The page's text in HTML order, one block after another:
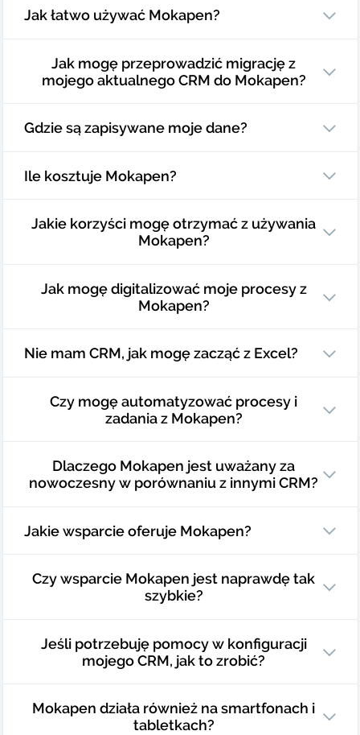
Jak łatwo używać Mokapen?
Jak mogę przeprowadzić migrację z
mojego aktualnego CRM do Mokapen?
Gdzie są zapisywane moje dane?
Ile kosztuje Mokapen?
Jakie korzyści mogę otrzymać z używania
Mokapen?
Jak mogę digitalizować moje procesy z
Mokapen?
Nie mam CRM, jak mogę zacząć z Excel?
Czy mogę automatyzować procesy i
zadania z Mokapen?
Dlaczego Mokapen jest uważany za
nowoczesny w porównaniu z innymi CRM?
Jakie wsparcie oferuje Mokapen?
Czy wsparcie Mokapen jest naprawdę tak
szybkie?
Jeśli potrzebuję pomocy w konfiguracji
mojego CRM, jak to zrobić?
Mokapen działa również na smartfonach i
tabletkach?